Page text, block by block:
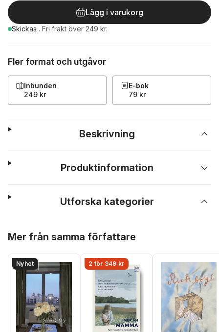
Lägg i varukorg
Skickas . Fri frakt över 249 kr.
Fler format och utgåvor
Inbunden
249 kr
E-bok
79 kr
Beskrivning
Produktinformation
Utforska kategorier
Mer från samma författare
Nyhet 2 för 349 kr